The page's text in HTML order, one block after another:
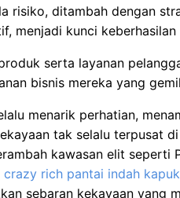
risiko, ditambah dengan
menjadi kunci keberhasilan
serta layanan
bisnis mereka yang
menarik perhatian,
tak selalu terpusat
kawasan elit seperti
crazy rich pantai indah kapuk
sebaran kekayaan yang